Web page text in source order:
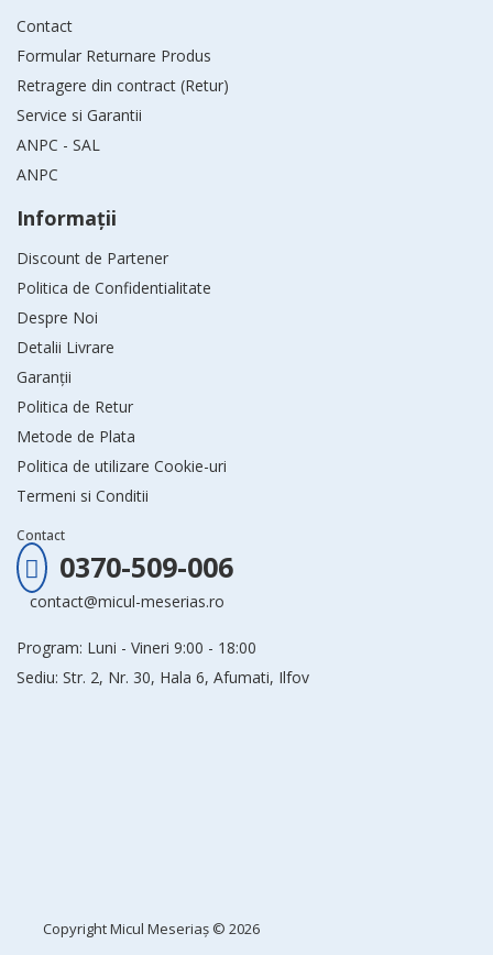
Contact
Formular Returnare Produs
Retragere din contract (Retur)
Service si Garantii
ANPC - SAL
ANPC
Informaţii
Discount de Partener
Politica de Confidentialitate
Despre Noi
Detalii Livrare
Garanții
Politica de Retur
Metode de Plata
Politica de utilizare Cookie-uri
Termeni si Conditii
Contact
0370-509-006
contact@micul-meserias.ro
Program: Luni - Vineri 9:00 - 18:00
Sediu: Str. 2, Nr. 30, Hala 6, Afumati, Ilfov
CopyrightMicul Meseriaș © 2026